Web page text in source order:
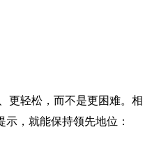
更轻松，而不是更困难。相
，就能保持领先地位：